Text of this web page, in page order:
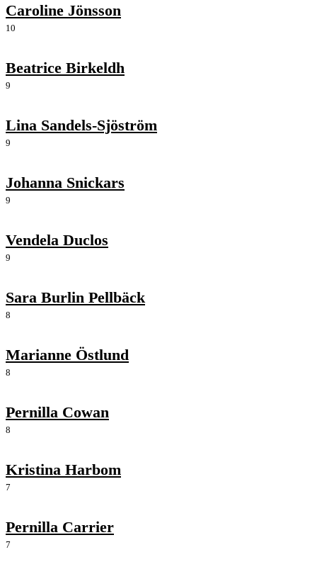
Caroline Jönsson
10
Beatrice Birkeldh
9
Lina Sandels-Sjöström
9
Johanna Snickars
9
Vendela Duclos
9
Sara Burlin Pellbäck
8
Marianne Östlund
8
Pernilla Cowan
8
Kristina Harbom
7
Pernilla Carrier
7